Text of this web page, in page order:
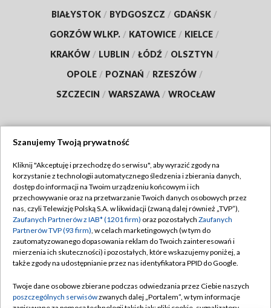
BIAŁYSTOK / BYDGOSZCZ / GDAŃSK /
GORZÓW WLKP. / KATOWICE / KIELCE /
KRAKÓW / LUBLIN / ŁÓDŹ / OLSZTYN /
OPOLE / POZNAŃ / RZESZÓW /
SZCZECIN / WARSZAWA / WROCŁAW
TVP
Abonament TVP
Emisja w TVP
Centrum informacji TVP
Naziemna Telewizja Cyfrowa
Rada Programowa
Regulamin TVP
Polityka prywatności
Moje zgody
Pomoc
Kontakt
Szanujemy Twoją prywatność
Kliknij "Akceptuję i przechodzę do serwisu", aby wyrazić zgody na
korzystanie z technologii automatycznego śledzenia i zbierania danych,
dostęp do informacji na Twoim urządzeniu końcowym i ich
przechowywanie oraz na przetwarzanie Twoich danych osobowych przez
nas, czyli Telewizję Polską S.A. w likwidacji (zwaną dalej również „TVP”),
Zaufanych Partnerów z IAB* (1201 firm) oraz pozostałych Zaufanych
Partnerów TVP (93 firm), w celach marketingowych (w tym do
zautomatyzowanego dopasowania reklam do Twoich zainteresowań i
mierzenia ich skuteczności) i pozostałych, które wskazujemy poniżej, a
także zgody na udostępnianie przez nas identyfikatora PPID do Google.
Twoje dane osobowe zbierane podczas odwiedzania przez Ciebie naszych
poszczególnych serwisówzwanych dalej „Portalem”, w tym informacje